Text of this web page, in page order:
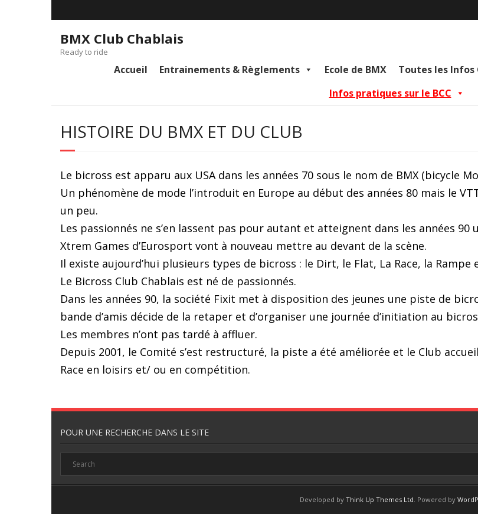
BMX Club Chablais
Ready to ride
Accueil Entrainements & Règlements Ecole de BMX Toutes les Infos
Infos pratiques sur le BCC
HISTOIRE DU BMX ET DU CLUB
Le bicross est apparu aux USA dans les années 70 sous le nom de BMX (bicycle
Un phénomène de mode l’introduit en Europe au début des années 80 mais le
un peu.
Les passionnés ne s’en lassent pas pour autant et atteignent dans les années
Xtrem Games d’Eurosport vont à nouveau mettre au devant de la scène.
Il existe aujourd’hui plusieurs types de bicross : le Dirt, le Flat, La Race, la Rampe
Le Bicross Club Chablais est né de passionnés.
Dans les années 90, la société Fixit met à disposition des jeunes une piste de
bande d’amis décide de la retaper et d’organiser une journée d’initiation au
Les membres n’ont pas tardé à affluer.
Depuis 2001, le Comité s’est restructuré, la piste a été améliorée et le Club
Race en loisirs et/ ou en compétition.
POUR UNE RECHERCHE DANS LE SITE
Developed by Think Up Themes Ltd. Powered by